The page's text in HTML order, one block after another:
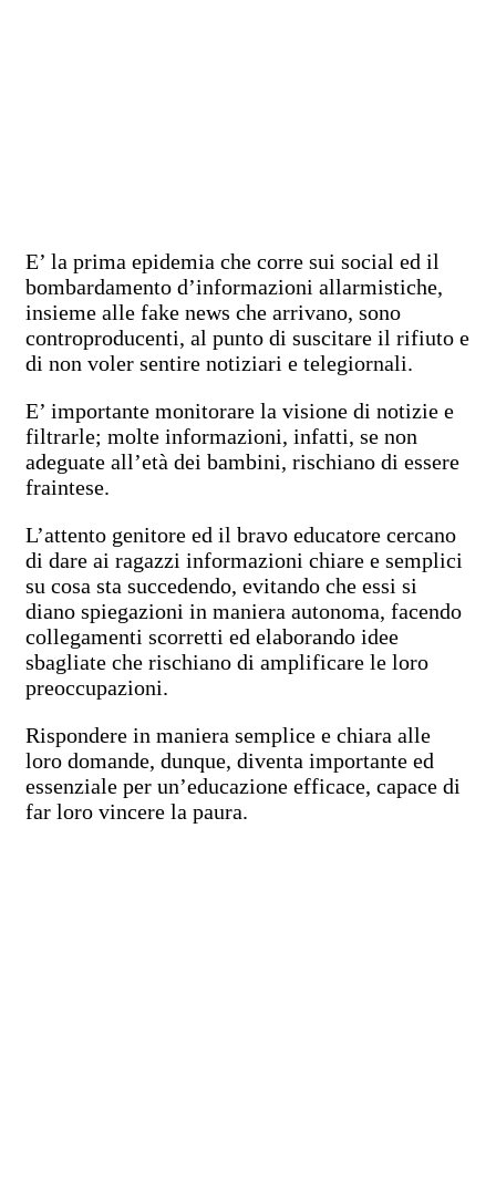
E’ la prima epidemia che corre sui social ed il
bombardamento d’informazioni allarmistiche,
insieme alle fake news che arrivano, sono
controproducenti, al punto di suscitare il rifiuto e
di non voler sentire notiziari e telegiornali.
E’ importante monitorare la visione di notizie e
filtrarle; molte informazioni, infatti, se non
adeguate all’età dei bambini, rischiano di essere
fraintese.
L’attento genitore ed il bravo educatore cercano
di dare ai ragazzi informazioni chiare e semplici
su cosa sta succedendo, evitando che essi si
diano spiegazioni in maniera autonoma, facendo
collegamenti scorretti ed elaborando idee
sbagliate che rischiano di amplificare le loro
preoccupazioni.
Rispondere in maniera semplice e chiara alle
loro domande, dunque, diventa importante ed
essenziale per un’educazione efficace, capace di
far loro vincere la paura.